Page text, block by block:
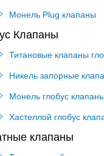
Монель Plug клапаны
Клапаны
Титановые клапаны
Никель запорные
Монель глобус
Хастеллой глобус
клапаны